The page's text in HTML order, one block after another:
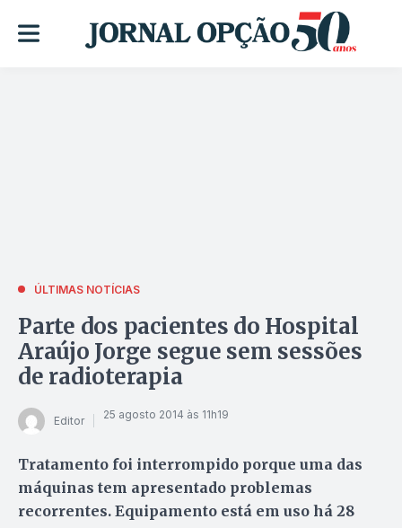
ÚLTIMAS NOTÍCIAS
Parte dos pacientes do Hospital
Araújo Jorge segue sem sessões
de radioterapia
Editor 25 agosto 2014 às 11h19
Tratamento foi interrompido porque uma das
máquinas tem apresentado problemas
recorrentes. Equipamento está em uso há 28